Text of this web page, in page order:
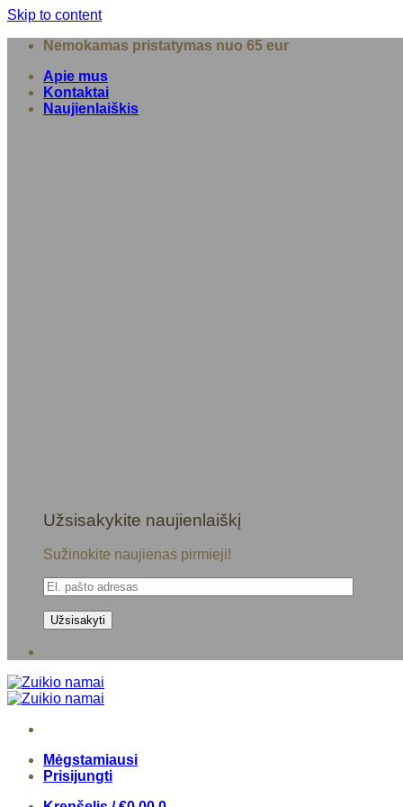
Skip to content
Nemokamas pristatymas nuo 65 eur
Apie mus
Kontaktai
Naujienlaiškis
Užsisakykite naujienlaiškį
Sužinokite naujienas pirmieji!
Mėgstamiausi
Prisijungti